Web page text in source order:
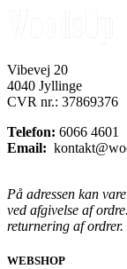
Vibevej 20
4040 Jyllinge
CVR nr.: 37869376
Telefon: 6066 4601
Email:
På adressen kan
ved afgivelse af
returnering af ordrer.
WEBSHOP